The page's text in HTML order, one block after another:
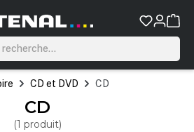
CD et DVD CD
CD
(1 produit)